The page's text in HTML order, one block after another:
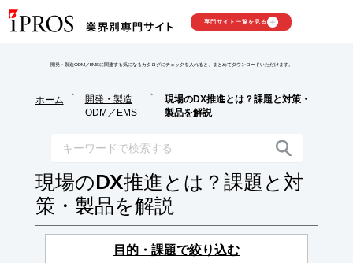
専門サイト一覧を見る
開発・製造ODM／EMSに関連する気になるカタログにチェックを入れると、まとめてダウンロードいただけます。
ホーム
>
開発・製造
ODM／EMS
>
現場のDX推進とは？課題と対策・
製品を解説
現場のDX推進とは？課題と対
策・製品を解説
目的・課題で絞り込む